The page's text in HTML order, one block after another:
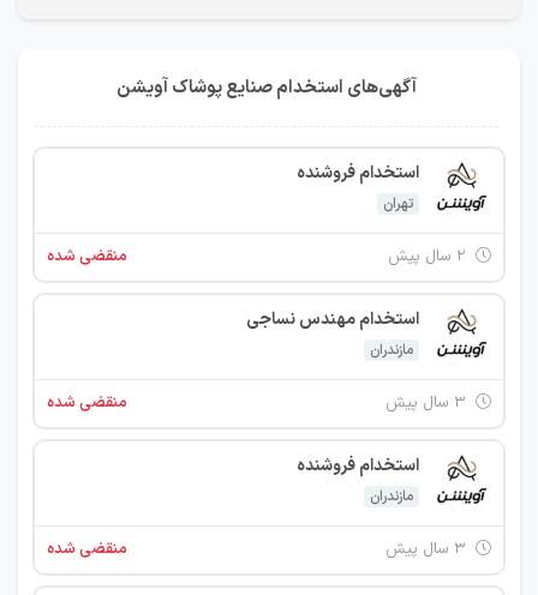
آگهی‌های استخدام صنایع پوشاک آویشن
استخدام فروشنده
تهران
منقضی شده
استخدام مهندس نساجی
مازندران
منقضی شده
استخدام فروشنده
مازندران
منقضی شده